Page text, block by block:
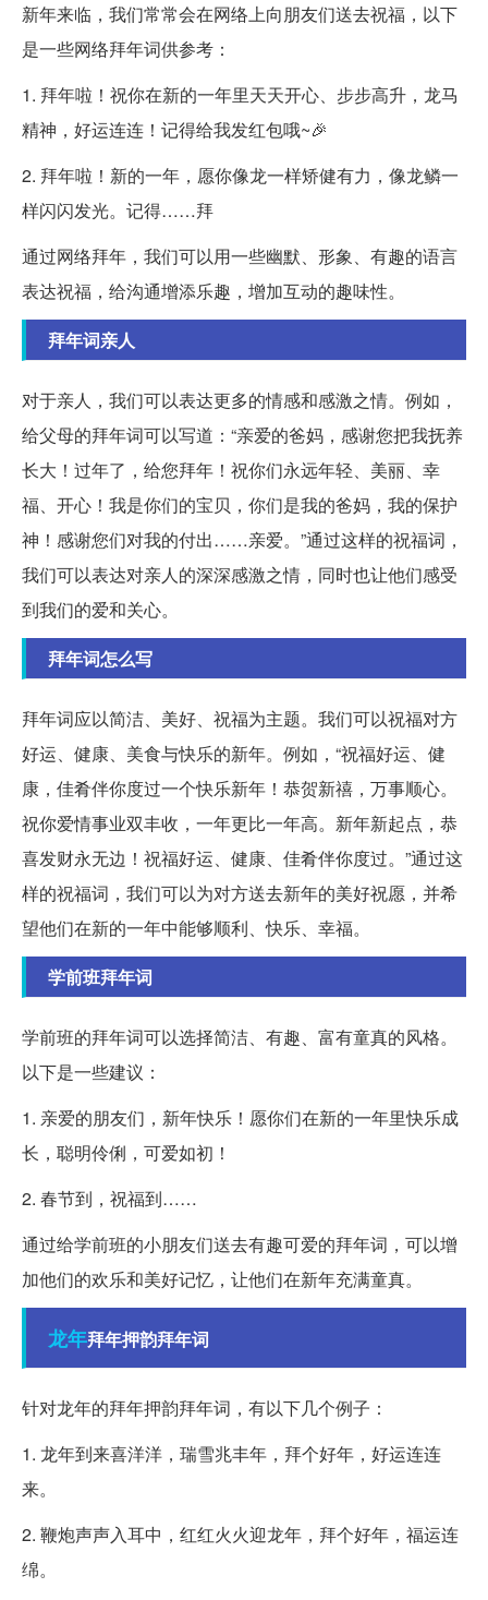
新年来临，我们常常会在网络上向朋友们送去祝福，以下
是一些网络拜年词供参考：
1. 拜年啦！祝你在新的一年里天天开心、步步高升，龙马
精神，好运连连！记得给我发红包哦~🎉
2. 拜年啦！新的一年，愿你像龙一样矫健有力，像龙鳞一
样闪闪发光。记得……拜
通过网络拜年，我们可以用一些幽默、形象、有趣的语言
表达祝福，给沟通增添乐趣，增加互动的趣味性。
拜年词亲人
对于亲人，我们可以表达更多的情感和感激之情。例如，
给父母的拜年词可以写道：“亲爱的爸妈，感谢您把我抚养
长大！过年了，给您拜年！祝你们永远年轻、美丽、幸
福、开心！我是你们的宝贝，你们是我的爸妈，我的保护
神！感谢您们对我的付出……亲爱。”通过这样的祝福词，
我们可以表达对亲人的深深感激之情，同时也让他们感受
到我们的爱和关心。
拜年词怎么写
拜年词应以简洁、美好、祝福为主题。我们可以祝福对方
好运、健康、美食与快乐的新年。例如，“祝福好运、健
康，佳肴伴你度过一个快乐新年！恭贺新禧，万事顺心。
祝你爱情事业双丰收，一年更比一年高。新年新起点，恭
喜发财永无边！祝福好运、健康、佳肴伴你度过。”通过这
样的祝福词，我们可以为对方送去新年的美好祝愿，并希
望他们在新的一年中能够顺利、快乐、幸福。
学前班拜年词
学前班的拜年词可以选择简洁、有趣、富有童真的风格。
以下是一些建议：
1. 亲爱的朋友们，新年快乐！愿你们在新的一年里快乐成
长，聪明伶俐，可爱如初！
2. 春节到，祝福到……
通过给学前班的小朋友们送去有趣可爱的拜年词，可以增
加他们的欢乐和美好记忆，让他们在新年充满童真。
龙年拜年押韵拜年词
针对龙年的拜年押韵拜年词，有以下几个例子：
1. 龙年到来喜洋洋，瑞雪兆丰年，拜个好年，好运连连
来。
2. 鞭炮声声入耳中，红红火火迎龙年，拜个好年，福运连
绵。